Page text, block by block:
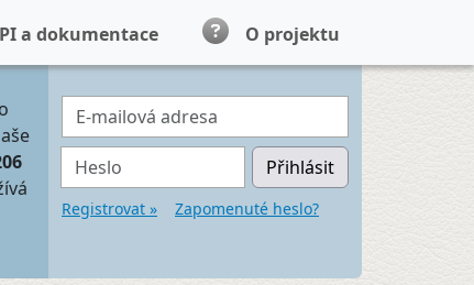
a dokumentace O projektu
E-mailová adresa
Heslo Přihlásit
Registrovat » Zapomenuté heslo?